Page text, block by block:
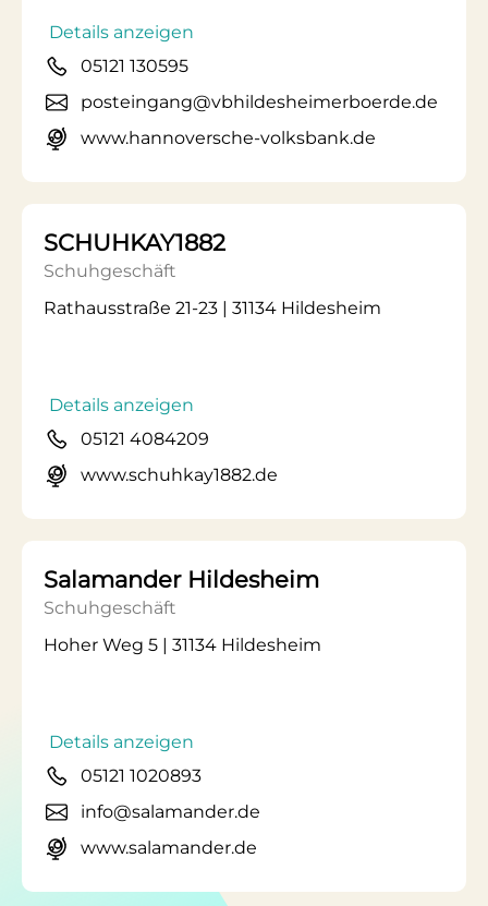
Details anzeigen
05121 130595
posteingang@vbhildesheimerboerde.de
www.hannoversche-volksbank.de
SCHUHKAY1882
Schuhgeschäft
Rathausstraße 21-23 | 31134 Hildesheim
Details anzeigen
05121 4084209
www.schuhkay1882.de
Salamander Hildesheim
Schuhgeschäft
Hoher Weg 5 | 31134 Hildesheim
Details anzeigen
05121 1020893
info@salamander.de
www.salamander.de